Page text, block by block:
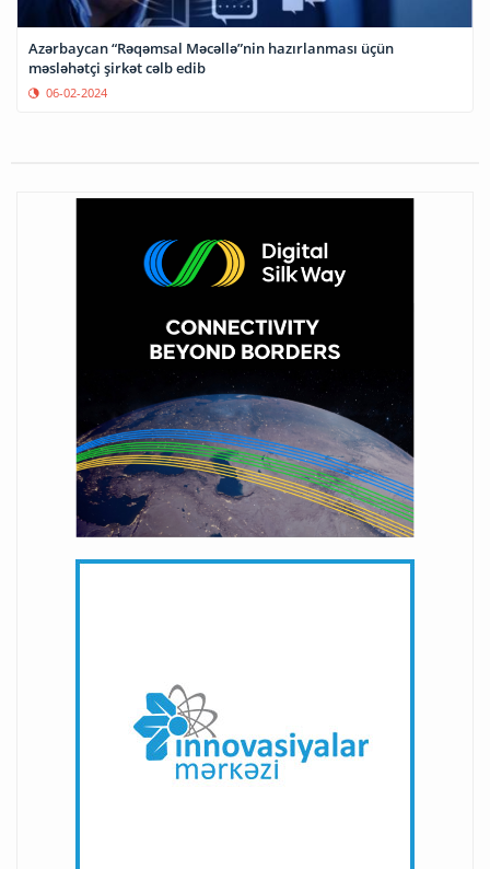
Azərbaycan “Rəqəmsal Məcəllə”nin hazırlanması üçün
məsləhətçi şirkət cəlb edib
06-02-2024